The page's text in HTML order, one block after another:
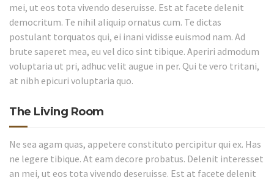
mei, ut eos tota vivendo deseruisse. Est at facete delenit
democritum. Te nihil aliquip ornatus cum. Te dictas
postulant torquatos qui, ei inani vidisse euismod nam. Ad
brute saperet mea, eu vel dico sint tibique. Aperiri admodum
voluptaria ut pri, adhuc velit augue in per. Qui te vero tritani,
at nibh epicuri voluptaria quo.
The Living Room
Ne sea agam quas, appetere constituto percipitur qui ex. Has
ne legere tibique. At eam decore probatus. Delenit interesset
an mei, ut eos tota vivendo deseruisse. Est at facete delenit